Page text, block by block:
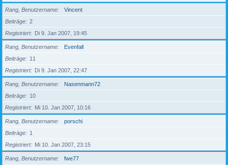
Rang, Benutzername
Vincent
Beiträge
2
Registriert
Di 9. Jan 2007, 19:45
Rang, Benutzername
Evenfall
Beiträge
11
Registriert
Di 9. Jan 2007, 22:47
Rang, Benutzername
Nasenmann72
Beiträge
10
Registriert
Mi 10. Jan 2007, 10:16
Rang, Benutzername
porschi
Beiträge
1
Registriert
Mi 10. Jan 2007, 23:15
Rang, Benutzername
fwe77